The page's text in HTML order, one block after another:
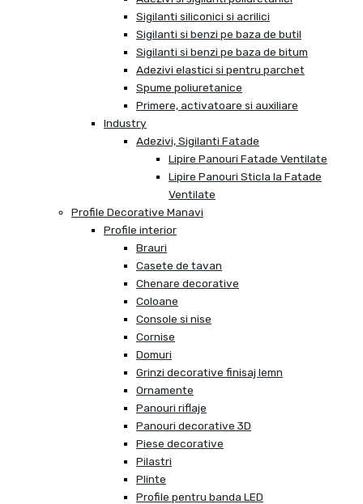
Sigilanti siliconici si acrilici
Sigilanti si benzi pe baza de butil
Sigilanti si benzi pe baza de bitum
Adezivi elastici si pentru parchet
Spume poliuretanice
Primere, activatoare si auxiliare
Industry
Adezivi, Sigilanti Fatade
Lipire Panouri Fatade Ventilate
Lipire Panouri Sticla la Fatade
Ventilate
Profile Decorative Manavi
Profile interior
Brauri
Casete de tavan
Chenare decorative
Coloane
Console si nise
Cornise
Domuri
Grinzi decorative finisaj lemn
Ornamente
Panouri riflaje
Panouri decorative 3D
Piese decorative
Pilastri
Plinte
Profile pentru banda LED